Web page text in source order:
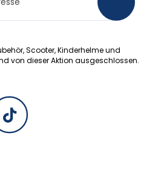
Scooter, Kinderhelme und
von dieser Aktion ausgeschlossen.